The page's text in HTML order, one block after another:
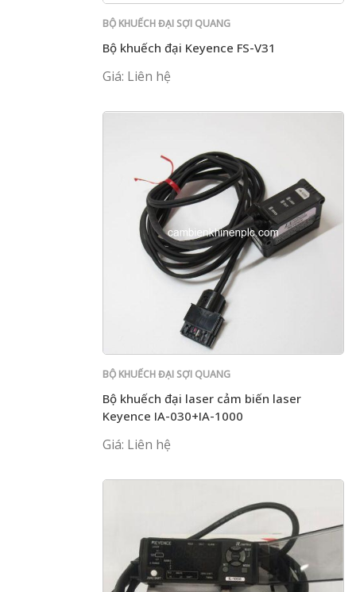
BỘ KHUẾCH ĐẠI SỢI QUANG
Bộ khuếch đại Keyence FS-V31
Giá: Liên hệ
BỘ KHUẾCH ĐẠI SỢI QUANG
Bộ khuếch đại laser cảm biến laser
Keyence IA-030+IA-1000
Giá: Liên hệ